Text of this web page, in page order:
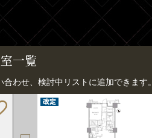
一覧
わせ、検討中リストに追加できます。